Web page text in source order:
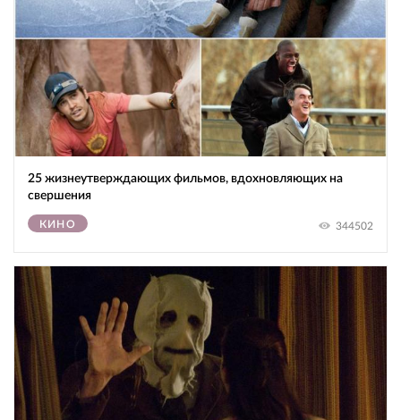
25 жизнеутверждающих фильмов, вдохновляющих на
свершения
КИНО 344502